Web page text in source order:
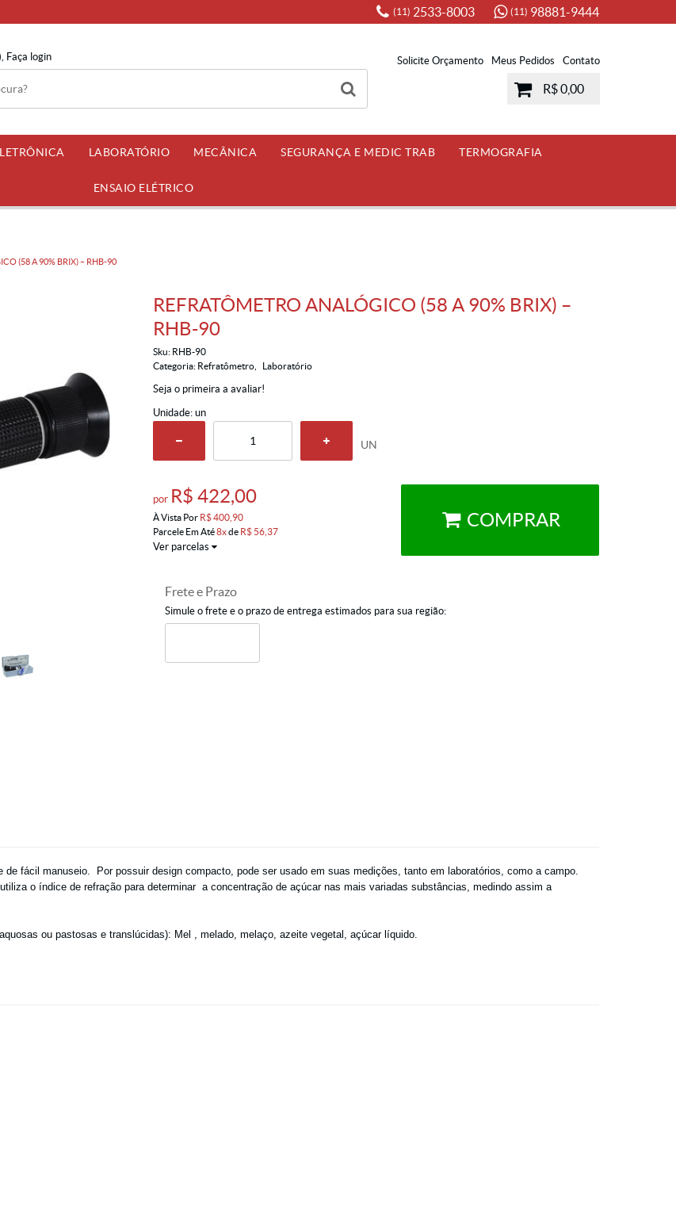
(11) 2533-8003 (11) 98881-9444
Faça login Solicite Orçamento Meus Pedidos Contato
R$ 0,00
LABORATÓRIO MECÂNICA SEGURANÇA E MEDIC TRAB TERMOGRAFIA
ENSAIO ELÉTRICO
(58 A 90% BRIX) – RHB-90
REFRATÔMETRO ANALÓGICO (58 A 90% BRIX) –
RHB-90
Sku: RHB-90
Categoria: Refratômetro Laboratório
Seja o primeira a avaliar!
Unidade: un
UN
por R$ 422,00
À Vista Por R$ 400,90
Parcele Em Até8xde R$ 56,37
Ver parcelas
COMPRAR
Frete e Prazo
Simule o frete e o prazo de entrega estimados para sua região:
fácil manuseio. Por possuir design compacto, pode ser usado em suas medições, tanto em laboratórios, como a campo.
o índice de refração para determinar a concentração de açúcar nas mais variadas substâncias, medindo assim a
ou pastosas e translúcidas): Mel , melado, melaço, azeite vegetal, açúcar líquido.